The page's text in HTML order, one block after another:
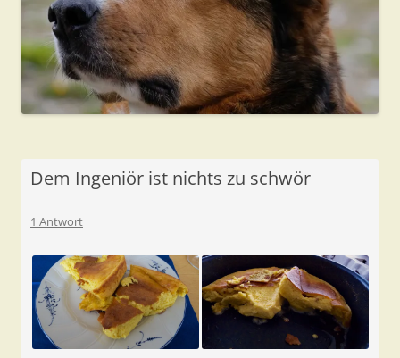
Dem Ingeniör ist nichts zu schwör
1 Antwort